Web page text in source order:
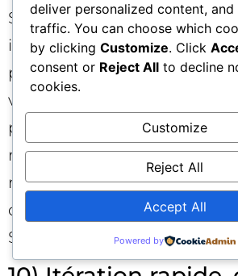
Si votre audience inclut des
intégrateurs ou power users,
page « Résumé pour LLM »
vos capacités, schémas
politiques d’usage, et
minimaliste qui pointe vers
ressource. Mesurez l’impact
documentaire et la
Sinon, gardez cette piste en
deliver personalized content, and
traffic. You can choose which
by clicking Customize. Click
consent or Reject All to decline
cookies.
Customize
Reject All
Accept All
Powered by